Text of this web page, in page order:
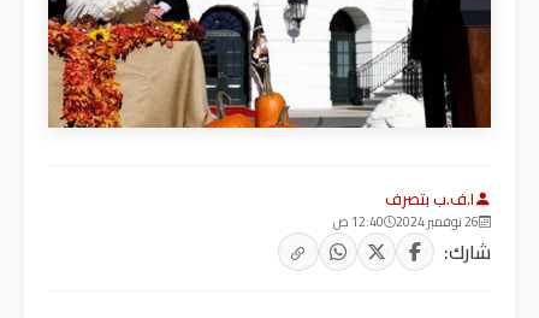
ا.ف.ب بتصرف
26 نوفمبر 2024 12:40 ص
شارك: